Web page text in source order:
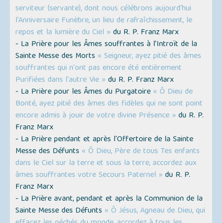
serviteur (servante), dont nous célébrons aujourd'hui
l'Anniversaire Funèbre, un lieu de rafraîchissement, le
repos et la lumière du Ciel » du R. P. Franz Marx
- La Prière pour les Âmes souffrantes à l’Introït de la
Sainte Messe des Morts « Seigneur, ayez pitié des âmes
souffrantes qui n'ont pas encore été entièrement
Purifiées dans l'autre Vie » du R. P. Franz Marx
- La Prière pour les Âmes du Purgatoire « Ô Dieu de
Bonté, ayez pitié des âmes des fidèles qui ne sont point
encore admis à jouir de votre divine Présence » du R. P.
Franz Marx
- La Prière pendant et après l'Offertoire de la Sainte
Messe des Défunts « Ô Dieu, Père de tous Tes enfants
dans le Ciel sur la terre et sous la terre, accordez aux
âmes souffrantes votre Secours Paternel » du R. P.
Franz Marx
- La Prière avant, pendant et après la Communion de la
Sainte Messe des Défunts « Ô Jésus, Agneau de Dieu, qui